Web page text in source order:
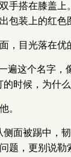
手搭在膝盖
包装上的红色
，目光落在优
遍这个名字，
的时候，为什
。
面被踢中，
题，更别说勒